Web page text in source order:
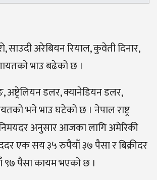
साउदी अरेबियन रियाल, कुवेती दिनार,
भाउ बढेको छ ।
अष्ट्रेलियन डलर, क्यानेडियन डलर,
भने भाउ घटेको छ । नेपाल राष्ट्र
अनुसार आजका लागि अमेरिकी
एक सय ३५ रुपैयाँ ३७ पैसा र बिक्रीदर
पैसा कायम भएको छ ।